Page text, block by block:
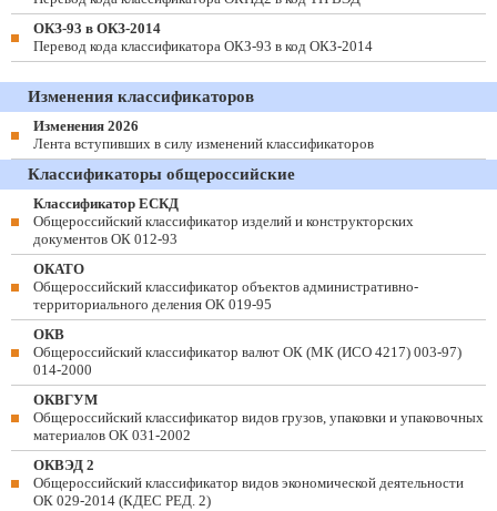
ОКЗ-93 в ОКЗ-2014
Перевод кода классификатора ОКЗ-93 в код ОКЗ-2014
Изменения классификаторов
Изменения 2026
Лента вступивших в силу изменений классификаторов
Классификаторы общероссийские
Классификатор ЕСКД
Общероссийский классификатор изделий и конструкторских
документов ОК 012-93
ОКАТО
Общероссийский классификатор объектов административно-
территориального деления ОК 019-95
ОКВ
Общероссийский классификатор валют ОК (МК (ИСО 4217) 003-97)
014-2000
ОКВГУМ
Общероссийский классификатор видов грузов, упаковки и упаковочных
материалов ОК 031-2002
ОКВЭД 2
Общероссийский классификатор видов экономической деятельности
ОК 029-2014 (КДЕС РЕД. 2)